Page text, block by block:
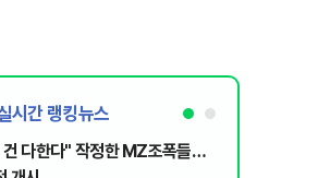
시간 랭킹뉴스
건 다한다" 작정한 MZ조폭들…